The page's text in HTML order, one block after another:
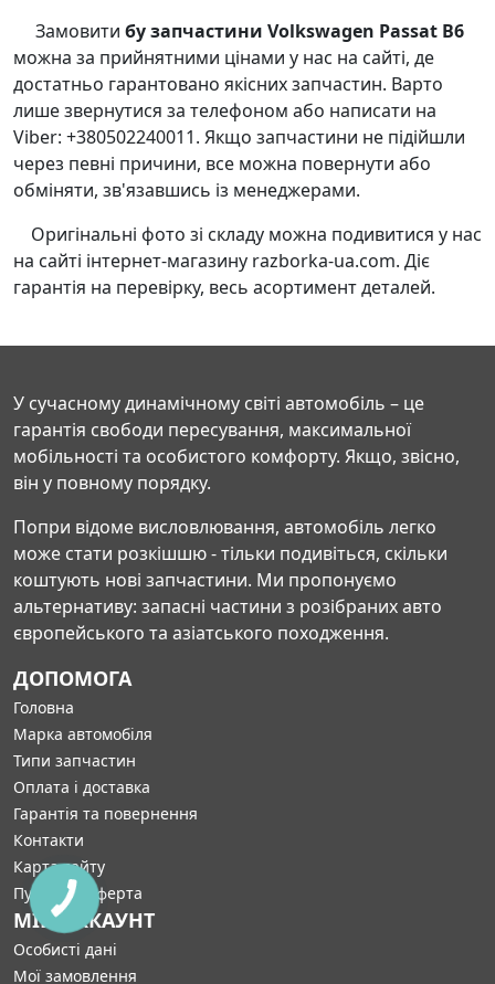
Замовити бу запчастини Volkswagen Passat B6
можна за прийнятними цінами у нас на сайті, де
достатньо гарантовано якісних запчастин. Варто
лише звернутися за телефоном або написати на
Viber: +380502240011. Якщо запчастини не підійшли
через певні причини, все можна повернути або
обміняти, зв'язавшись із менеджерами.
Оригінальні фото зі складу можна подивитися у нас
на сайті інтернет-магазину razborka-ua.com. Діє
гарантія на перевірку, весь асортимент деталей.
У сучасному динамічному світі автомобіль – це
гарантія свободи пересування, максимальної
мобільності та особистого комфорту. Якщо, звісно,
він у повному порядку.
Попри відоме висловлювання, автомобіль легко
може стати розкішшю - тільки подивіться, скільки
коштують нові запчастини. Ми пропонуємо
альтернативу: запасні частини з розібраних авто
європейського та азіатського походження.
ДОПОМОГА
Головна
Марка автомобіля
Типи запчастин
Оплата і доставка
Гарантія та повернення
Контакти
Карта сайту
Публічна оферта
МІЙ АККАУНТ
Особисті дані
Мої замовлення